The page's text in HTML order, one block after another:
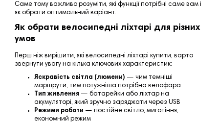
Саме тому важливо розуміти, які функції потрібні саме вам і
як обрати оптимальний варіант.
Як обрати велосипедні ліхтарі для різних
умов
Перш ніж вирішити, які велосипедні ліхтарі купити, варто
звернути увагу на кілька ключових характеристик:
Яскравість світла (люмени) — чим темніші
маршрути, тим потужніша потрібна велофара
Тип живлення — батарейки або ліхтар на
акумуляторі, який зручно заряджати через USB
Режими роботи — постійне світло, миготіння,
економний режим